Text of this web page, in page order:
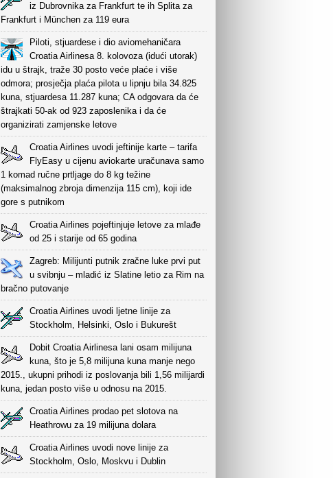
iz Dubrovnika za Frankfurt te ih Splita za
Frankfurt i München za 119 eura
Piloti, stjuardese i dio aviomehaničara
Croatia Airlinesa 8. kolovoza (idući utorak)
idu u štrajk, traže 30 posto veće plaće i više
odmora; prosječja plaća pilota u lipnju bila 34.825
kuna, stjuardesa 11.287 kuna; CA odgovara da će
štrajkati 50-ak od 923 zaposlenika i da će
organizirati zamjenske letove
Croatia Airlines uvodi jeftinije karte – tarifa
FlyEasy u cijenu aviokarte uračunava samo
1 komad ručne prtljage do 8 kg težine
(maksimalnog zbroja dimenzija 115 cm), koji ide
gore s putnikom
Croatia Airlines pojeftinjuje letove za mlađe
od 25 i starije od 65 godina
Zagreb: Milijunti putnik zračne luke prvi put
u svibnju – mladić iz Slatine letio za Rim na
bračno putovanje
Croatia Airlines uvodi ljetne linije za
Stockholm, Helsinki, Oslo i Bukurešt
Dobit Croatia Airlinesa lani osam milijuna
kuna, što je 5,8 milijuna kuna manje nego
2015., ukupni prihodi iz poslovanja bili 1,56 milijardi
kuna, jedan posto više u odnosu na 2015.
Croatia Airlines prodao pet slotova na
Heathrowu za 19 milijuna dolara
Croatia Airlines uvodi nove linije za
Stockholm, Oslo, Moskvu i Dublin